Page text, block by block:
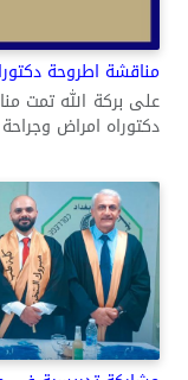
مناقشة اطروحة
على بركة الله تمت
دكتوراه امراض